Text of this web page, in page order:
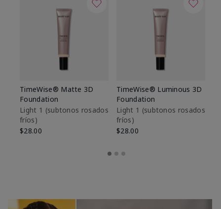
TimeWise® Matte 3D
Foundation
Light 1​ (subtonos rosados
fríos)
$28.00
TimeWise® Luminous 3D
Foundation
Light 1​ (subtonos rosados
fríos)
$28.00